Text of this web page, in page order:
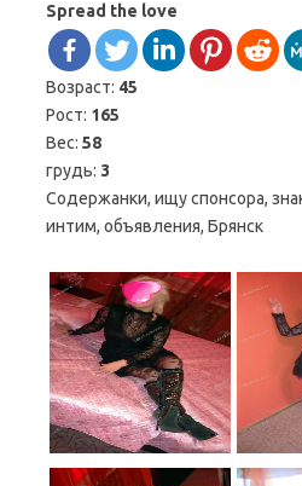
Spread the love
Возраст: 45
Рост: 165
Вес: 58
грудь: 3
Содержанки, ищу спонсора,
интим, объявления, Брянск